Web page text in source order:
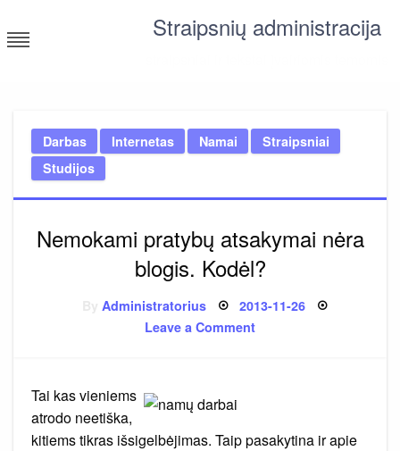
to
content
Straipsnių administracija
Darbas Internetas Namai
Straipsniai
Studijos
Nemokami pratybų atsakymai nėra
blogis. Kodėl?
Administratorius Posted
on
2013-11-26
Leave a Commenton
Nemokami
Tai kas vieniems
atrodo neetiška,
kitiems tikras išsigelbėjimas. Taip pasakytina ir apie